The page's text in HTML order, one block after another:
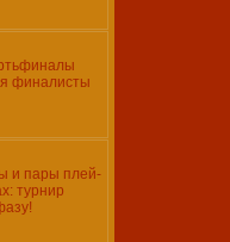
финалисты
и пары плей-
турнир